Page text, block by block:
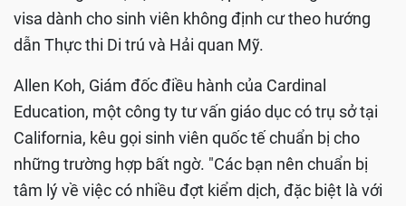
visa dành cho sinh viên không định cư theo hướng
dẫn Thực thi Di trú và Hải quan Mỹ.
Allen Koh, Giám đốc điều hành của Cardinal
Education, một công ty tư vấn giáo dục có trụ sở tại
California, kêu gọi sinh viên quốc tế chuẩn bị cho
những trường hợp bất ngờ. "Các bạn nên chuẩn bị
tâm lý về việc có nhiều đợt kiểm dịch, đặc biệt là với